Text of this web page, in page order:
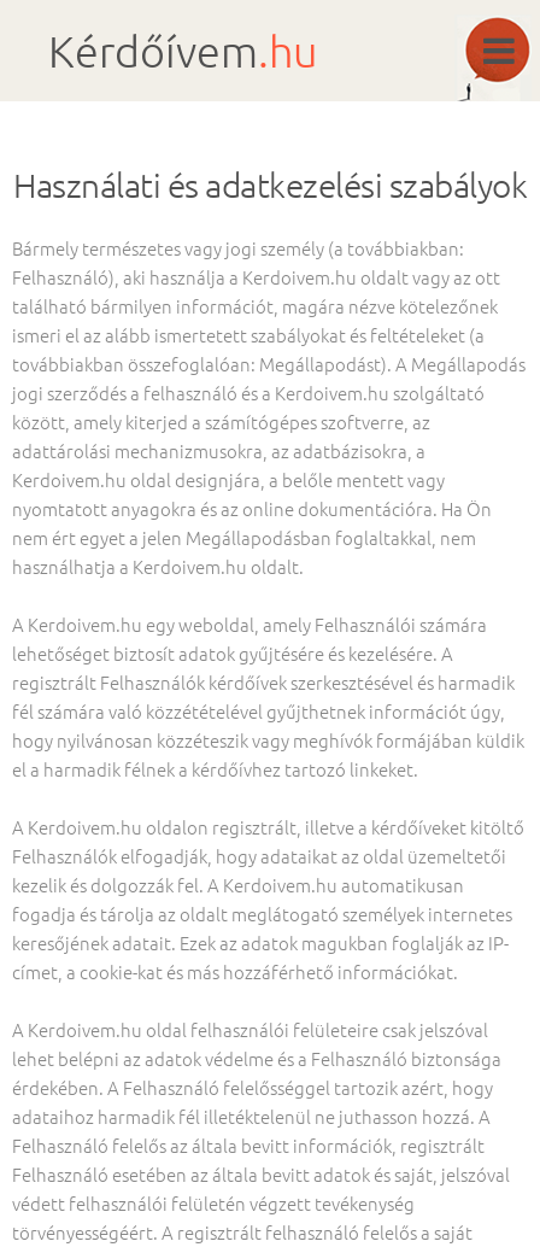
Kérdőívem.hu
Használati és adatkezelési szabályok
Bármely természetes vagy jogi személy (a továbbiakban:
Felhasználó), aki használja a Kerdoivem.hu oldalt vagy az ott
található bármilyen információt, magára nézve kötelezőnek
ismeri el az alább ismertetett szabályokat és feltételeket (a
továbbiakban összefoglalóan: Megállapodást). A Megállapodás
jogi szerződés a felhasználó és a Kerdoivem.hu szolgáltató
között, amely kiterjed a számítógépes szoftverre, az
adattárolási mechanizmusokra, az adatbázisokra, a
Kerdoivem.hu oldal designjára, a belőle mentett vagy
nyomtatott anyagokra és az online dokumentációra. Ha Ön
nem ért egyet a jelen Megállapodásban foglaltakkal, nem
használhatja a Kerdoivem.hu oldalt.
A Kerdoivem.hu egy weboldal, amely Felhasználói számára
lehetőséget biztosít adatok gyűjtésére és kezelésére. A
regisztrált Felhasználók kérdőívek szerkesztésével és harmadik
fél számára való közzétételével gyűjthetnek információt úgy,
hogy nyilvánosan közzéteszik vagy meghívók formájában küldik
el a harmadik félnek a kérdőívhez tartozó linkeket.
A Kerdoivem.hu oldalon regisztrált, illetve a kérdőíveket kitöltő
Felhasználók elfogadják, hogy adataikat az oldal üzemeltetői
kezelik és dolgozzák fel. A Kerdoivem.hu automatikusan
fogadja és tárolja az oldalt meglátogató személyek internetes
keresőjének adatait. Ezek az adatok magukban foglalják az IP-
címet, a cookie-kat és más hozzáférhető információkat.
A Kerdoivem.hu oldal felhasználói felületeire csak jelszóval
lehet belépni az adatok védelme és a Felhasználó biztonsága
érdekében. A Felhasználó felelősséggel tartozik azért, hogy
adataihoz harmadik fél illetéktelenül ne juthasson hozzá. A
Felhasználó felelős az általa bevitt információk, regisztrált
Felhasználó esetében az általa bevitt adatok és saját, jelszóval
védett felhasználói felületén végzett tevékenység
törvényességéért. A regisztrált felhasználó felelős a saját